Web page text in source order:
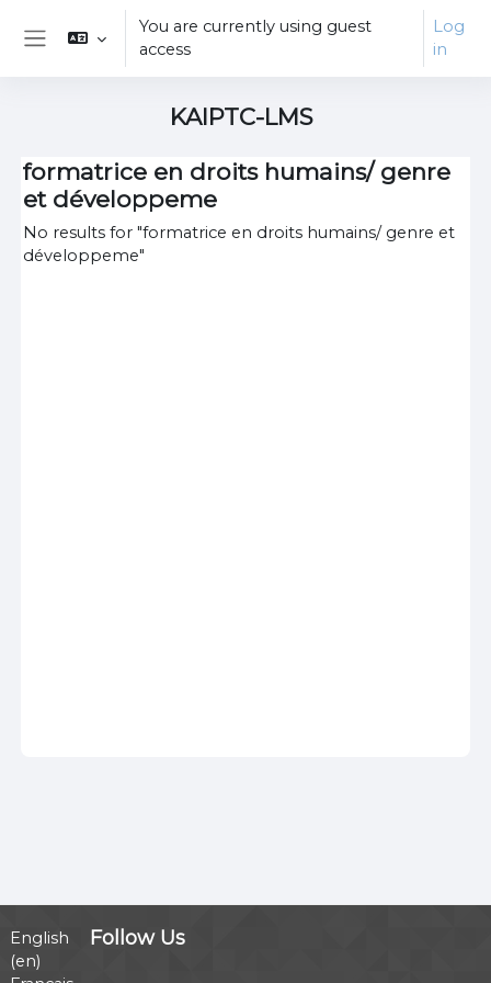
Skip to main content
You are currently using guest
access
Log
in
KAIPTC-LMS
formatrice en droits humains/ genre
et développeme
No results for "formatrice en droits humains/ genre et
développeme"
English
‎(en)‎
Follow Us